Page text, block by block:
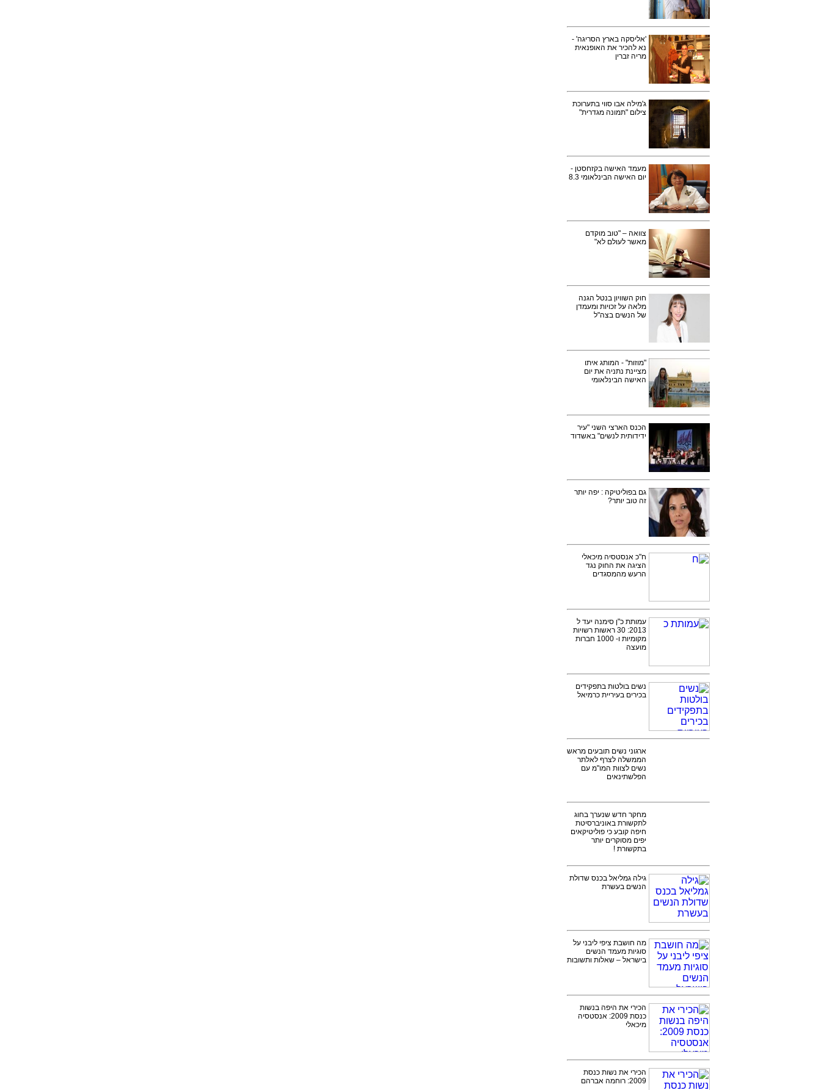
'אליסקה בארץ הסריגה' -
נא להכיר את האופנאית
מריה זברין
ג'מילה אבו סווי בתערוכת
צילום "תמונה מגדרית"
מעמד האישה בקזחסטן -
יום האישה הבינלאומי 8.3
צוואה – "טוב מוקדם
מאשר לעולם לא"
חוק השוויון בנטל הגנה
מלאה על זכויות ומעמדן
של הנשים בצה"ל
"מוזות" - המותג איתו
מציינת נתניה את יום
האישה הבינלאומי
הכנס הארצי השני "עיר
ידידותית לנשים" באשדוד
גם בפוליטיקה : יפה יותר
זה טוב יותר?
ח"כ אנסטסיה מיכאלי
הציגה את החוק נגד
הרעש מהמסגדים
עמותת כ"ן סימנה יעד ל
2013: 30 ראשות רשויות
מקומיות ו- 1000 חברות
מועצה
נשים בולטות בתפקידים
בכירים בעיריית כרמיאל
ארגוני נשים תובעים מראש
הממשלה לצרף לאלתר
נשים לצוות המו"מ עם
הפלשתינאים
מחקר חדש שנערך בחוג
לתקשורת באוניברסיטת
חיפה קובע כי פוליטיקאים
יפים מסוקרים יותר
בתקשורת !
גילה גמליאל בכנס שדולת
הנשים בעשרת
מה חושבת ציפי ליבני על
סוגיות מעמד הנשים
בישראל – שאלות ותשובות
הכירי את היפה בנשות
כנסת 2009: אנסטסיה
מיכאלי
הכירי את נשות כנסת
2009: רוחמה אברהם